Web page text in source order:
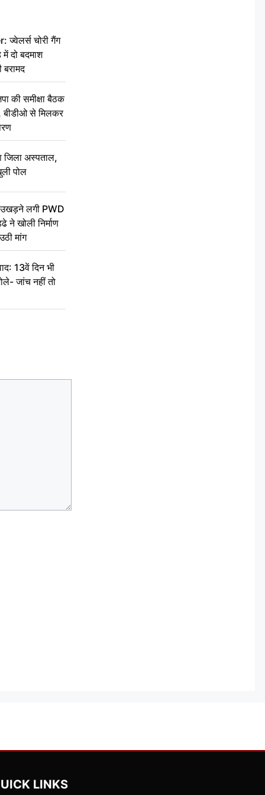
चोरी गैंग
दो बदमाश
की समीक्षा बैठक
बीडीओ से मिलकर
जिला अस्पताल,
पोल
लगी PWD
खोली निर्माण
मांग
13वें दिन भी
जांच नहीं तो
LINKS